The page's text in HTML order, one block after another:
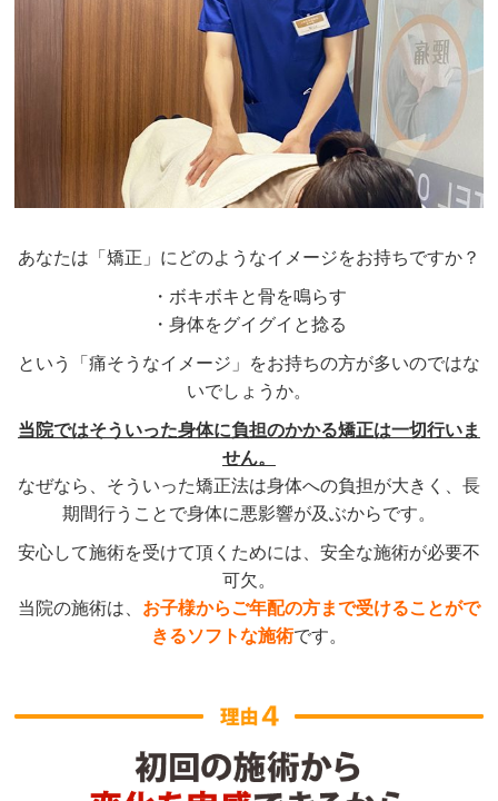
あなたは「矯正」にどのようなイメージをお持ちですか？
・ボキボキと骨を鳴らす
・身体をグイグイと捻る
という「痛そうなイメージ」をお持ちの方が多いのではな
いでしょうか。
当院ではそういった身体に負担のかかる矯正は一切行いま
せん。
なぜなら、そういった矯正法は身体への負担が大きく、長
期間行うことで身体に悪影響が及ぶからです。
安心して施術を受けて頂くためには、安全な施術が必要不
可欠。
当院の施術は、 お子様からご年配の方まで受けることがで
きるソフトな施術です。